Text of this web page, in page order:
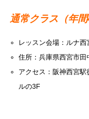
通常クラス（年
レッスン会場：ルナ西
住所：兵庫県西宮市
アクセス：阪神西宮
ルの3F